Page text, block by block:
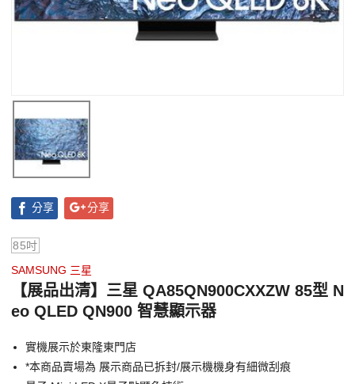
分享 分享
85吋
SAMSUNG 三星
【展品出清】三星 QA85QN900CXXZW 85型 N
eo QLED QN900 智慧顯示器
實機展示於東隆東門店
*本商品賣場為 展示商品已拆封/展示機機身有細微刮痕